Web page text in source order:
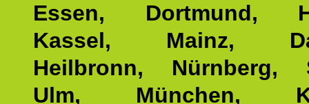
Essen, Dortmund,
Kassel, Mainz,
Heilbronn, Nürnberg,
Ulm, München,